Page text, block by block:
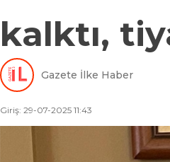
kalktı,
Gazete İlke Haber
Giriş: 29-07-2025 11:43